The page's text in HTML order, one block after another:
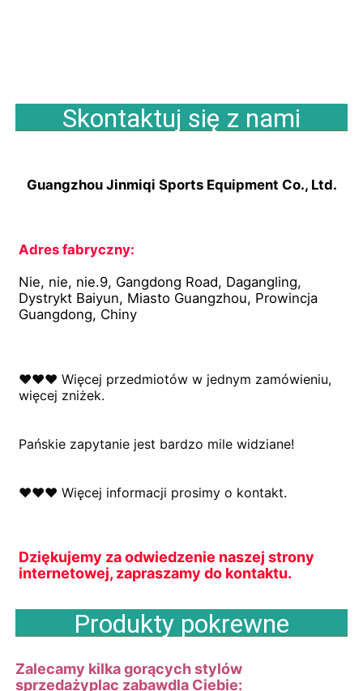
Skontaktuj się z nami
Guangzhou Jinmiqi Sports Equipment Co., Ltd.
Adres fabryczny:
Nie, nie, nie.9, Gangdong Road, Dagangling,
Dystrykt Baiyun, Miasto Guangzhou, Prowincja
Guangdong, Chiny
♥♥♥ Więcej przedmiotów w jednym zamówieniu,
więcej zniżek.
Pańskie zapytanie jest bardzo mile widziane!
♥♥♥ Więcej informacji prosimy o kontakt.
Dziękujemy za odwiedzenie naszej strony
internetowej, zapraszamy do kontaktu.
Produkty pokrewne
Zalecamy kilka gorących stylów
sprzedażyplac zabawdla Ciebie: